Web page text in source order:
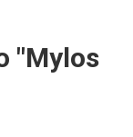
"Mylos